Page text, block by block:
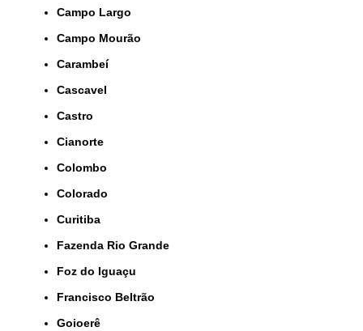
Campo Largo
Campo Mourão
Carambeí
Cascavel
Castro
Cianorte
Colombo
Colorado
Curitiba
Fazenda Rio Grande
Foz do Iguaçu
Francisco Beltrão
Goioerê